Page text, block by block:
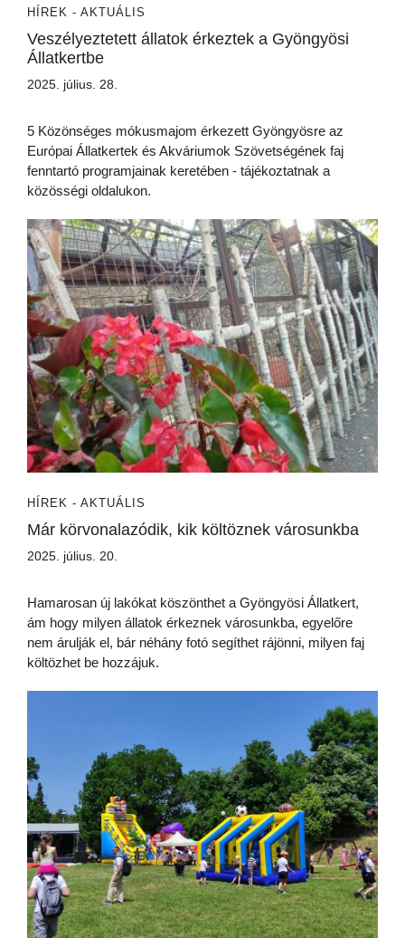
HÍREK - AKTUÁLIS
Veszélyeztetett állatok érkeztek a Gyöngyösi
Állatkertbe
2025. július. 28.
5 Közönséges mókusmajom érkezett Gyöngyösre az
Európai Állatkertek és Akváriumok Szövetségének faj
fenntartó programjainak keretében - tájékoztatnak a
közösségi oldalukon.
HÍREK - AKTUÁLIS
Már körvonalazódik, kik költöznek városunkba
2025. július. 20.
Hamarosan új lakókat köszönthet a Gyöngyösi Állatkert,
ám hogy milyen állatok érkeznek városunkba, egyelőre
nem árulják el, bár néhány fotó segíthet rájönni, milyen faj
költözhet be hozzájuk.